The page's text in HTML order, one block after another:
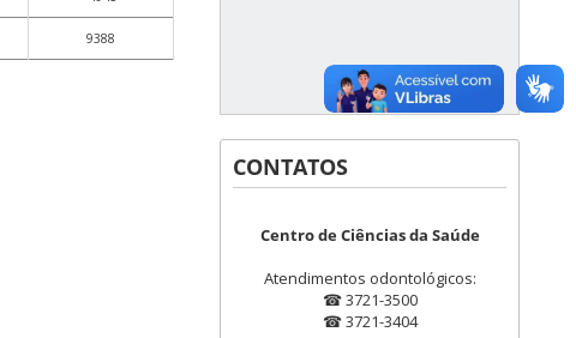
9388
CONTATOS
Centro de Ciências da Saúde
Atendimentos odontológicos:
☎ 3721-3500
☎ 3721-3404